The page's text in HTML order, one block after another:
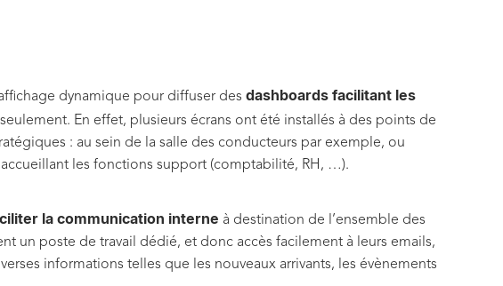
dynamique pour diffuser desdashboards facilitant les
En effet, plusieurs écrans ont été installés à des points de
: au sein de la salle des conducteurs par exemple, ou
les fonctions support (comptabilité, RH, …).
la communication interne à destination de l’ensemble des
un poste de travail dédié, et donc accès facilement à leurs emails,
informations telles que les nouveaux arrivants, les évènements